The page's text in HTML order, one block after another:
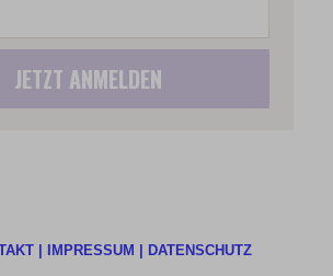
JETZT ANMELDEN
| IMPRESSUM | DATENSCHUTZ